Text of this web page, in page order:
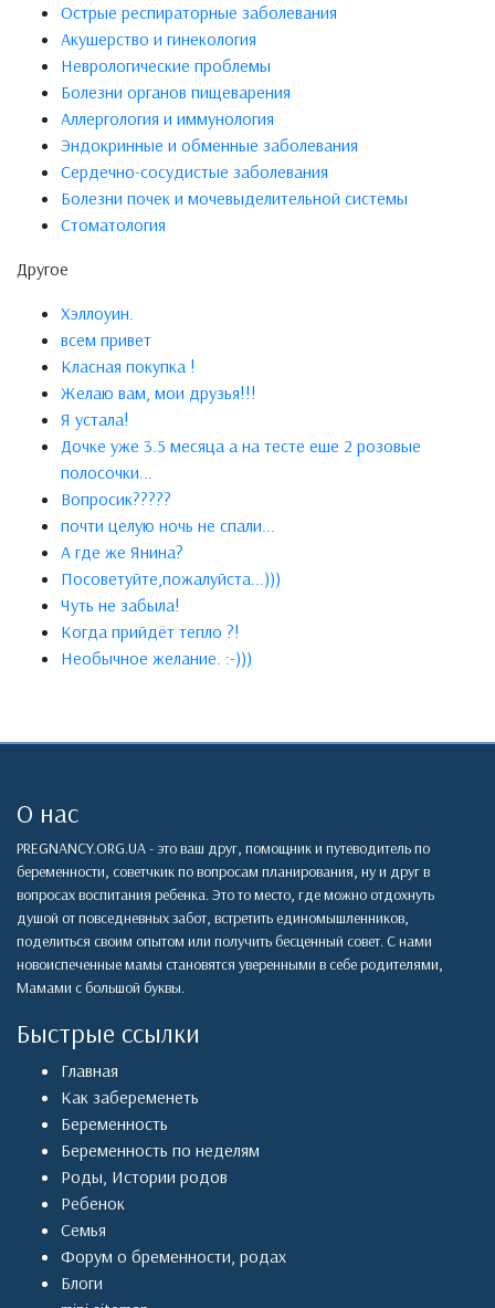
Острые респираторные заболевания
Акушерство и гинекология
Неврологические проблемы
Болезни органов пищеварения
Аллергология и иммунология
Эндокринные и обменные заболевания
Сердечно-сосудистые заболевания
Болезни почек и мочевыделительной системы
Стоматология
Другое
Хэллоуин.
всем привет
Класная покупка !
Желаю вам, мои друзья!!!
Я устала!
Дочке уже 3.5 месяца а на тесте еше 2 розовые
полосочки...
Вопросик?????
почти целую ночь не спали...
А где же Янина?
Посоветуйте,пожалуйста...)))
Чуть не забыла!
Когда прийдёт тепло ?!
Необычное желание. :-)))
О нас
PREGNANCY.ORG.UA - это ваш друг, помощник и путеводитель по
беременности, советчкик по вопросам планирования, ну и друг в
вопросах воспитания ребенка. Это то место, где можно отдохнуть
душой от повседневных забот, встретить единомышленников,
поделиться своим опытом или получить бесценный совет. С нами
новоиспеченные мамы становятся уверенными в себе родителями,
Мамами с большой буквы.
Быстрые ссылки
Главная
Как забеременеть
Беременность
Беременность по неделям
Роды, Истории родов
Ребенок
Семья
Форум о бременности, родах
Блоги